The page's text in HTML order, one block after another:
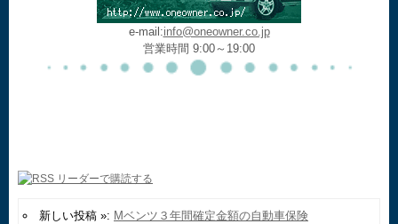
e-mail:info@oneowner.co.jp
営業時間 9:00～19:00
新しい投稿 »: Mベンツ３年間確定金額の自動車保険